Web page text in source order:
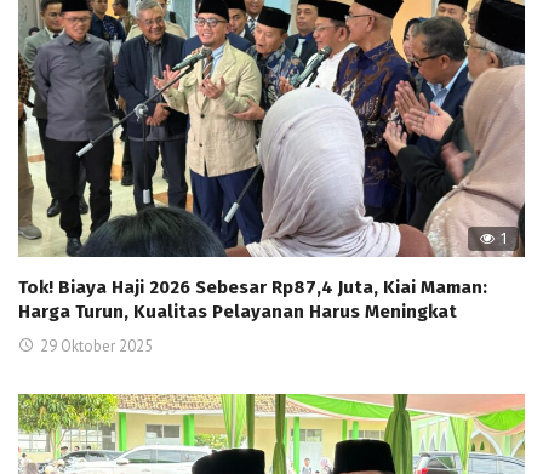
1
Tok! Biaya Haji 2026 Sebesar Rp87,4 Juta, Kiai Maman:
Harga Turun, Kualitas Pelayanan Harus Meningkat
29 Oktober 2025